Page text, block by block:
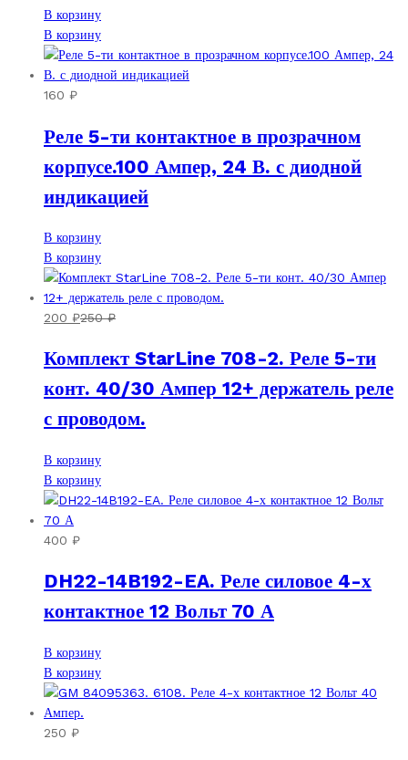
В корзину
В корзину
160 ₽
Реле 5-ти контактное в прозрачном
корпусе.100 Ампер, 24 В. с диодной
индикацией
В корзину
В корзину
200 ₽250₽
Комплект StarLine 708-2. Реле 5-ти
конт. 40/30 Ампер 12+ держатель реле
с проводом.
В корзину
В корзину
400 ₽
DH22-14B192-EA. Реле силовое 4-х
контактное 12 Вольт 70 А
В корзину
В корзину
250 ₽